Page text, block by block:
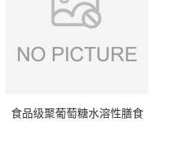
食品级聚葡萄糖水溶性膳食